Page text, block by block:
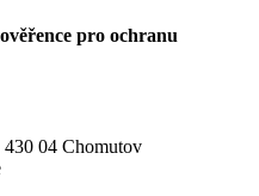
pro ochranu
430 04 Chomutov